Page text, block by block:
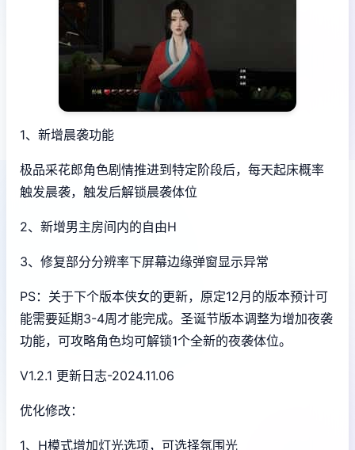
1、新增晨袭功能
极品采花郎角色剧情推进到特定阶段后，每天起床概率
触发晨袭，触发后解锁晨袭体位
2、新增男主房间内的自由H
3、修复部分分辨率下屏幕边缘弹窗显示异常
PS：关于下个版本侠女的更新，原定12月的版本预计可
能需要延期3-4周才能完成。圣诞节版本调整为增加夜袭
功能，可攻略角色均可解锁1个全新的夜袭体位。
V1.2.1 更新日志-2024.11.06
优化修改：
1、H模式增加灯光选项，可选择氛围光